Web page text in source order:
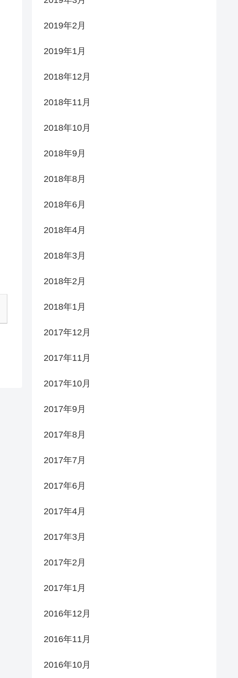
2019年2月
2019年1月
2018年12月
2018年11月
2018年10月
2018年9月
2018年8月
2018年6月
2018年4月
2018年3月
2018年2月
2018年1月
2017年12月
2017年11月
2017年10月
2017年9月
2017年8月
2017年7月
2017年6月
2017年4月
2017年3月
2017年2月
2017年1月
2016年12月
2016年11月
2016年10月